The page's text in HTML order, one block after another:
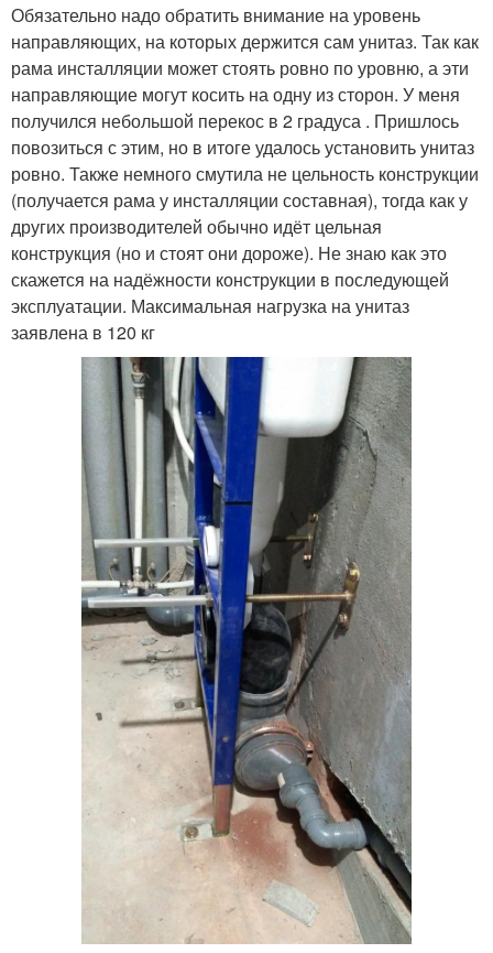
Обязательно надо обратить внимание на уровень
направляющих, на которых держится сам унитаз. Так как
рама инсталляции может стоять ровно по уровню, а эти
направляющие могут косить на одну из сторон. У меня
получился небольшой перекос в 2 градуса . Пришлось
повозиться с этим, но в итоге удалось установить унитаз
ровно. Также немного смутила не цельность конструкции
(получается рама у инсталляции составная), тогда как у
других производителей обычно идёт цельная
конструкция (но и стоят они дороже). Не знаю как это
скажется на надёжности конструкции в последующей
эксплуатации. Максимальная нагрузка на унитаз
заявлена в 120 кг